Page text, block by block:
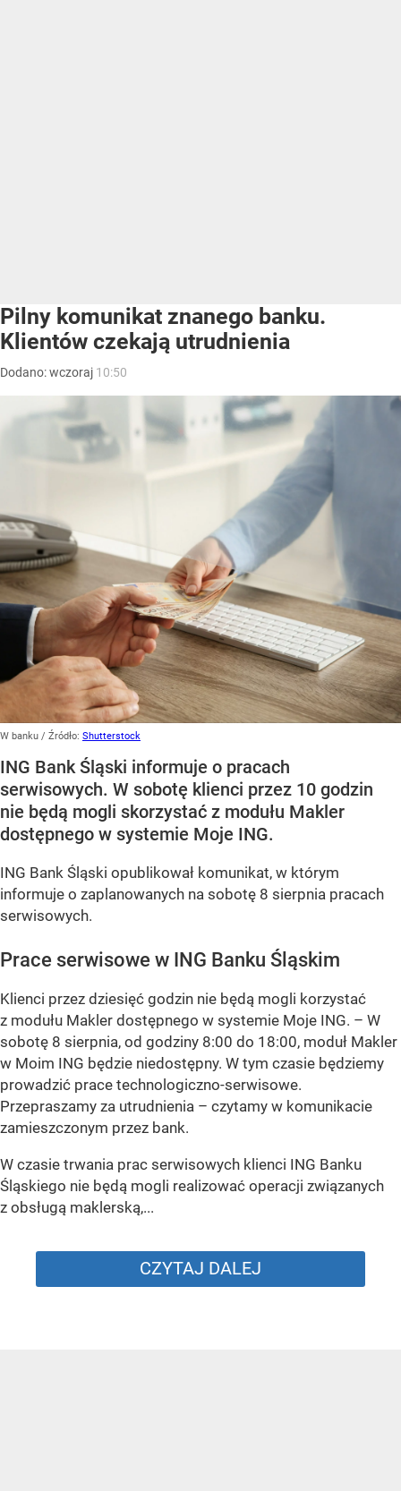
Pilny komunikat znanego banku.
Klientów czekają utrudnienia
Dodano:wczoraj 10:50
W banku / Źródło: Shutterstock
ING Bank Śląski informuje o pracach
serwisowych. W sobotę klienci przez 10 godzin
nie będą mogli skorzystać z modułu Makler
dostępnego w systemie Moje ING.
ING Bank Śląski opublikował komunikat, w którym
informuje o zaplanowanych na sobotę 8 sierpnia pracach
serwisowych.
Prace serwisowe w ING Banku Śląskim
Klienci przez dziesięć godzin nie będą mogli korzystać
z modułu Makler dostępnego w systemie Moje ING. – W
sobotę 8 sierpnia, od godziny 8:00 do 18:00, moduł Makler
w Moim ING będzie niedostępny. W tym czasie będziemy
prowadzić prace technologiczno-serwisowe.
Przepraszamy za utrudnienia – czytamy w komunikacie
zamieszczonym przez bank.
W czasie trwania prac serwisowych klienci ING Banku
Śląskiego nie będą mogli realizować operacji związanych
z obsługą maklerską,...
CZYTAJ DALEJ